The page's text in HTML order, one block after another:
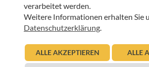
UNSER NEWSLETTER:
verarbeitet werden.
Weitere Informationen erhalten Sie
Datenschutzerklärung.
ALLE AKZEPTIEREN ALLE